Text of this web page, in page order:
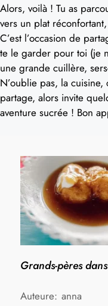
Alors, voilà ! Tu as
vers un plat
C’est l’occasion de
te le garder pour toi (je
une grande cuillère,
N’oublie pas, la cuisine,
partage, alors invite
aventure sucrée ! Bon
Grands-pères
Auteure: anna